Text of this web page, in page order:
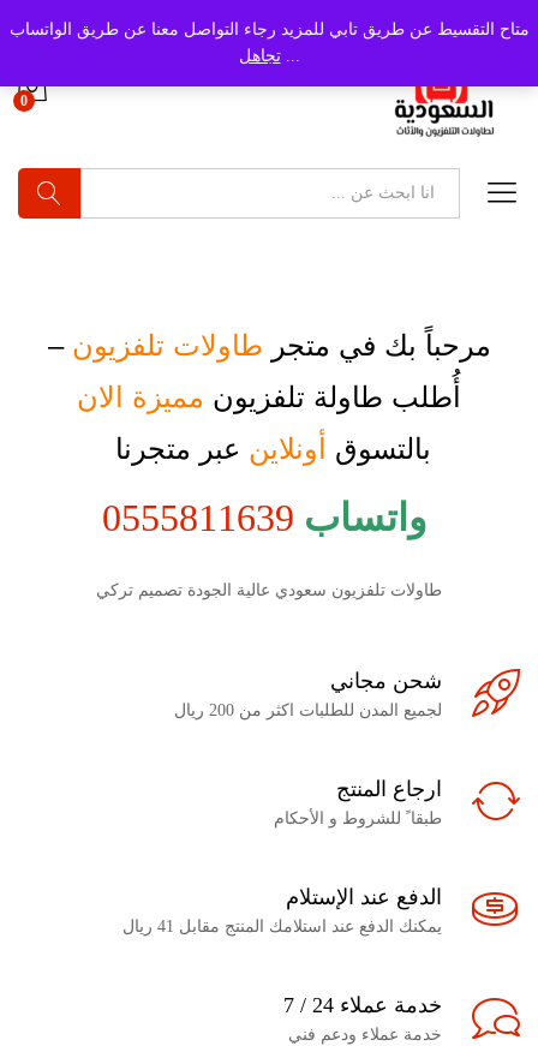
متاح التقسيط عن طريق تابي للمزيد رجاء التواصل معنا عن طريق الواتساب
...تجاهل
0
مرحباً بك في متجر طاولات تلفزيون –
أُطلب طاولة تلفزيون مميزة الان
بالتسوق أونلاين عبر متجرنا
واتساب
طاولات تلفزيون سعودي عالية الجودة تصميم تركي
شحن مجاني
لجميع المدن للطلبات اكثر من 200 ريال
ارجاع المنتج
طبقا ً للشروط و الأحكام
الدفع عند الإستلام
يمكنك الدفع عند استلامك المنتج مقابل 41 ريال
خدمة عملاء 24 / 7
خدمة عملاء ودعم فني